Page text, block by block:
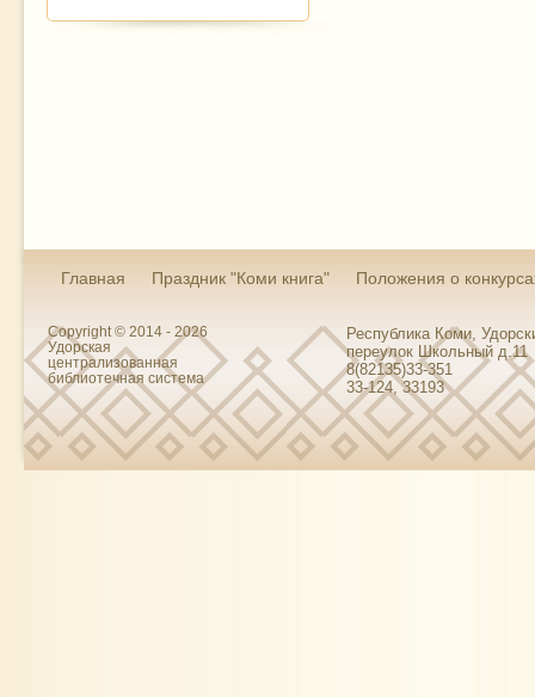
Главная Праздник "Коми книга" Положения о
Copyright © 2014 - 2026
Удорская
централизованная
библиотечная система
Республика Коми,
переулок Школьный д.11
8(82135)33-351
33-124, 33193